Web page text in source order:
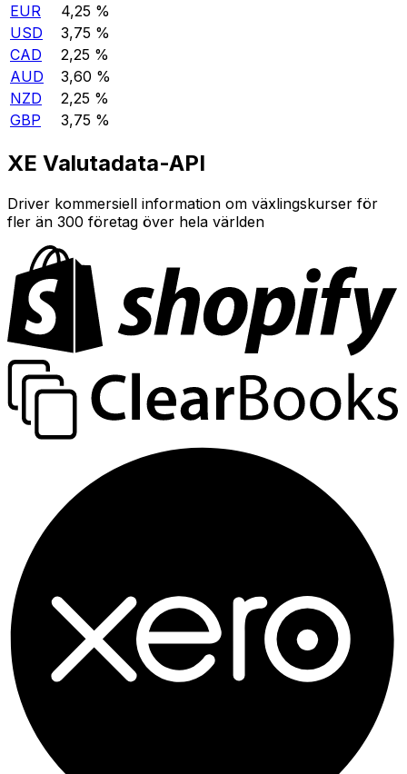
EUR
4,25 %
USD
3,75 %
CAD
2,25 %
AUD
3,60 %
NZD
2,25 %
GBP
3,75 %
XE Valutadata-API
Driver kommersiell information om växlingskurser för
fler än 300 företag över hela världen